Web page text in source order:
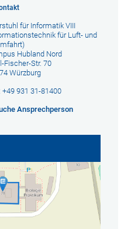
für Informatik VIII
für Luft- und
Hubland Nord
Fischer-Str. 70
Würzburg
+49 931 31-81400
Ansprechperson